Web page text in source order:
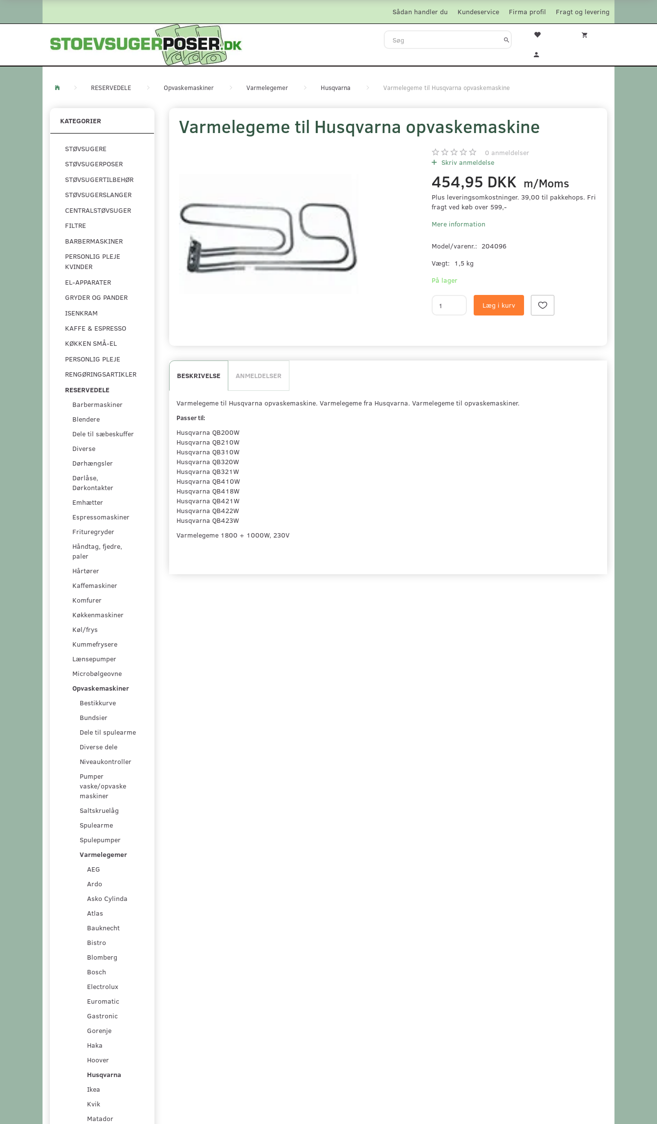
Fragt og levering
Firma profil
Kundeservice
Sådan handler du
RESERVEDELE Opvaskemaskiner Varmelegemer Husqvarna Varmelegeme til Husqvarna opvaskemaskine
KATEGORIER
STØVSUGERE
STØVSUGERPOSER
STØVSUGERTILBEHØR
STØVSUGERSLANGER
CENTRALSTØVSUGER
FILTRE
BARBERMASKINER
PERSONLIG PLEJE
KVINDER
EL-APPARATER
GRYDER OG PANDER
ISENKRAM
KAFFE & ESPRESSO
KØKKEN SMÅ-EL
PERSONLIG PLEJE
RENGØRINGSARTIKLER
RESERVEDELE
Barbermaskiner
Blendere
Dele til sæbeskuffer
Diverse
Dørhængsler
Dørlåse,
Dørkontakter
Emhætter
Espressomaskiner
Frituregryder
Håndtag, fjedre,
paler
Hårtører
Kaffemaskiner
Komfurer
Køkkenmaskiner
Køl/frys
Kummefrysere
Lænsepumper
Microbølgeovne
Opvaskemaskiner
Bestikkurve
Bundsier
Dele til spulearme
Diverse dele
Niveaukontroller
Pumper
vaske/opvaske
maskiner
Saltskruelåg
Spulearme
Spulepumper
Varmelegemer
AEG
Ardo
Asko Cylinda
Atlas
Bauknecht
Bistro
Blomberg
Bosch
Electrolux
Euromatic
Gastronic
Gorenje
Haka
Hoover
Husqvarna
Ikea
Kvik
Matador
Varmelegeme til Husqvarna opvaskemaskine
0 anmeldelser
Skriv anmeldelse
454,95 DKK m/Moms
Plus leveringsomkostninger. 39,00 til pakkehops. Fri
fragt ved køb over 599,-
Mere information
Model/varenr.: 204096
Vægt:
1,5 kg
På lager
Læg i kurv
BESKRIVELSE ANMELDELSER
Varmelegeme til Husqvarna opvaskemaskine. Varmelegeme fra Husqvarna. Varmelegeme til opvaskemaskiner.
Passer til:
Husqvarna QB200W
Husqvarna QB210W
Husqvarna QB310W
Husqvarna QB320W
Husqvarna QB321W
Husqvarna QB410W
Husqvarna QB418W
Husqvarna QB421W
Husqvarna QB422W
Husqvarna QB423W
Varmelegeme 1800 + 1000W, 230V